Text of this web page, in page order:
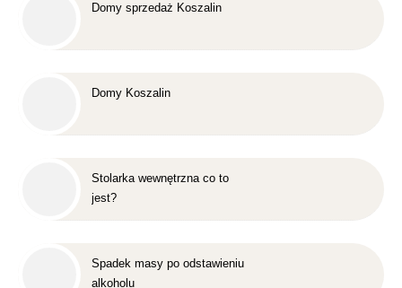
Domy sprzedaż Koszalin
Domy Koszalin
Stolarka wewnętrzna co to
jest?
Spadek masy po odstawieniu
alkoholu